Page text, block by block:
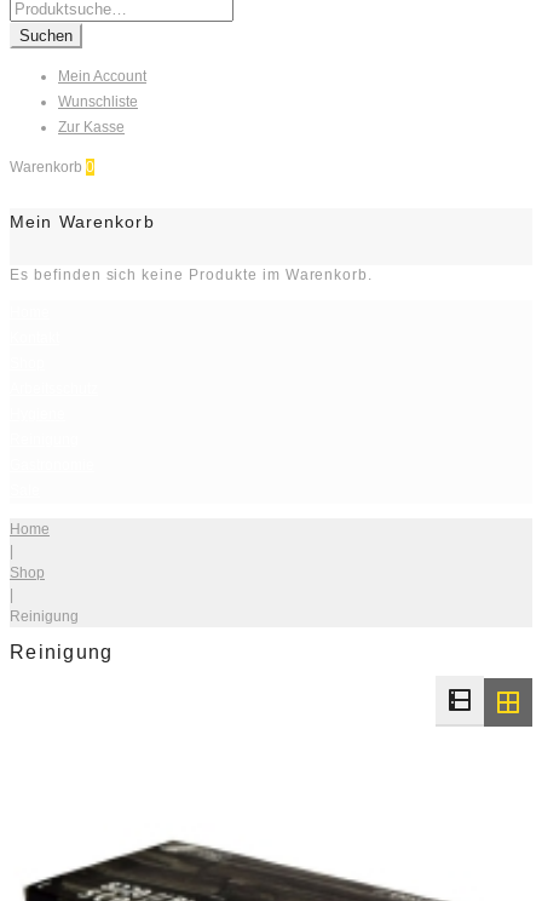
Search
for:
Suchen
Mein Account
Wunschliste
Zur Kasse
Warenkorb 0
Mein Warenkorb
Es befinden sich keine Produkte im Warenkorb.
Home
|
Shop
|
Reinigung
Reinigung